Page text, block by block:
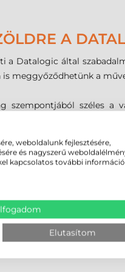
A
a Datalogic által
is meggyőződhetünk a
szempontjából széles a
a Datalogic
A Datalogic Gryphon
MEGBÍZHAT
weboldalunk fejlesztésére,
és nagyszerű
kapcsolatos további
Elutasítom